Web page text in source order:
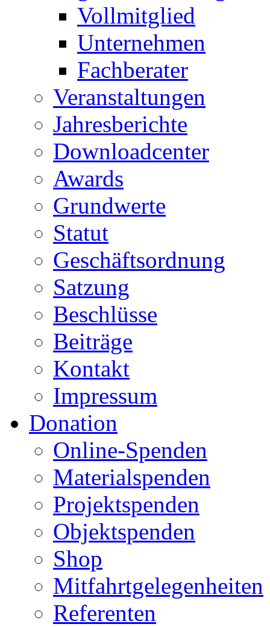
Vollmitglied
Unternehmen
Fachberater
Veranstaltungen
Jahresberichte
Downloadcenter
Awards
Grundwerte
Statut
Geschäftsordnung
Satzung
Beschlüsse
Beiträge
Kontakt
Impressum
Donation
Online-Spenden
Materialspenden
Projektspenden
Objektspenden
Shop
Mitfahrtgelegenheiten
Referenten